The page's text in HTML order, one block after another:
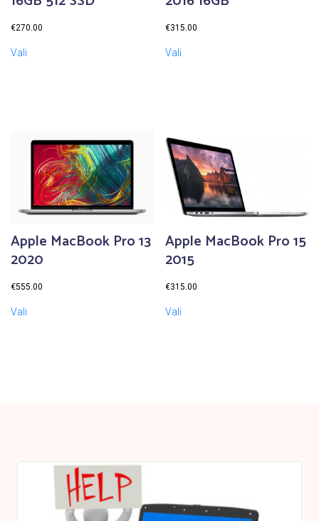
€270.00
Vali
€315.00
Vali
Apple MacBook Pro 13
2020
€555.00
Vali
Apple MacBook Pro 15
2015
€315.00
Vali